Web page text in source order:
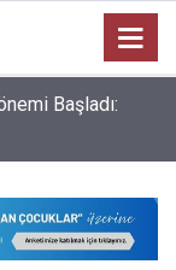
Başladı: